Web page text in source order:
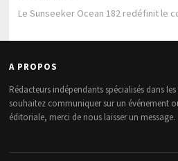
Le Sunseeker Ocean 182 redéfinit le
A PROPOS
Rédacteurs indépendants spécialisés dans
souhaitez communiquer sur un événement
éditoriale, merci de nous laisser un message.